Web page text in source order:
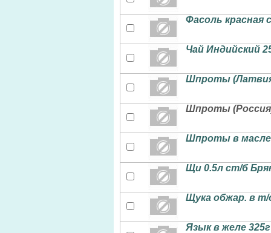
Фасоль красная
Чай Индийский
Шпроты
Шпроты
Шпроты в масле
Щи 0.5л ст/б
Щука обжар. в т/
Язык в желе